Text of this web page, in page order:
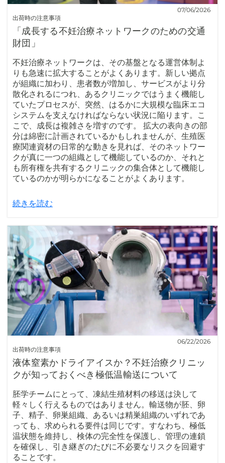
出荷時の注意事項
07/06/2026
「成長する不妊治療ネットワークのための交通
財団」
不妊治療ネットワークは、その基盤となる運営体制よ
りも急速に拡大することがよくあります。新しい拠点
が組織に加わり、患者数が増加し、サービスがより分
散化されるにつれ、あるクリニックではうまく機能し
ていたプロセスが、突然、はるかに大規模な臨床エコ
システムを支えなければならない状況に陥ります。こ
こで、成長は複雑さを増すのです。 拡大の表向きの部
分は綿密に計画されているかもしれませんが、生殖医
療関連資材の日常的な動きを見れば、そのネットワー
クが真に一つの組織として機能しているのか、それと
も所有権を共有するクリニックの集合体として機能し
ているのかが明らかになることがよくあります。
続きを読む
出荷時の注意事項
06/22/2026
液体窒素かドライアイスか？不妊治療クリニッ
クが知っておくべき極低温輸送について
胚学チームにとって、凍結生殖材料の移送は決して
軽々しく行えるものではありません。輸送物が胚、卵
子、精子、卵巣組織、あるいは精巣組織のいずれであ
っても、求められる要件は同じです。すなわち、極低
温状態を維持し、検体の完全性を保護し、管理の連鎖
を確保し、引き継ぎのたびに不必要なリスクを回避す
ることです。